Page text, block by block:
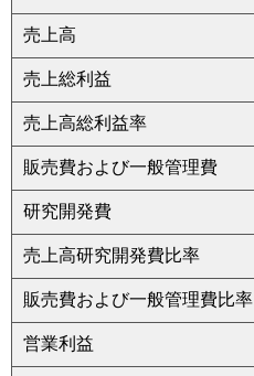
売上高
売上総利益
売上高総利益率
販売費および一般管理費
研究開発費
売上高研究開発費比率
販売費および一般管理費比率
営業利益